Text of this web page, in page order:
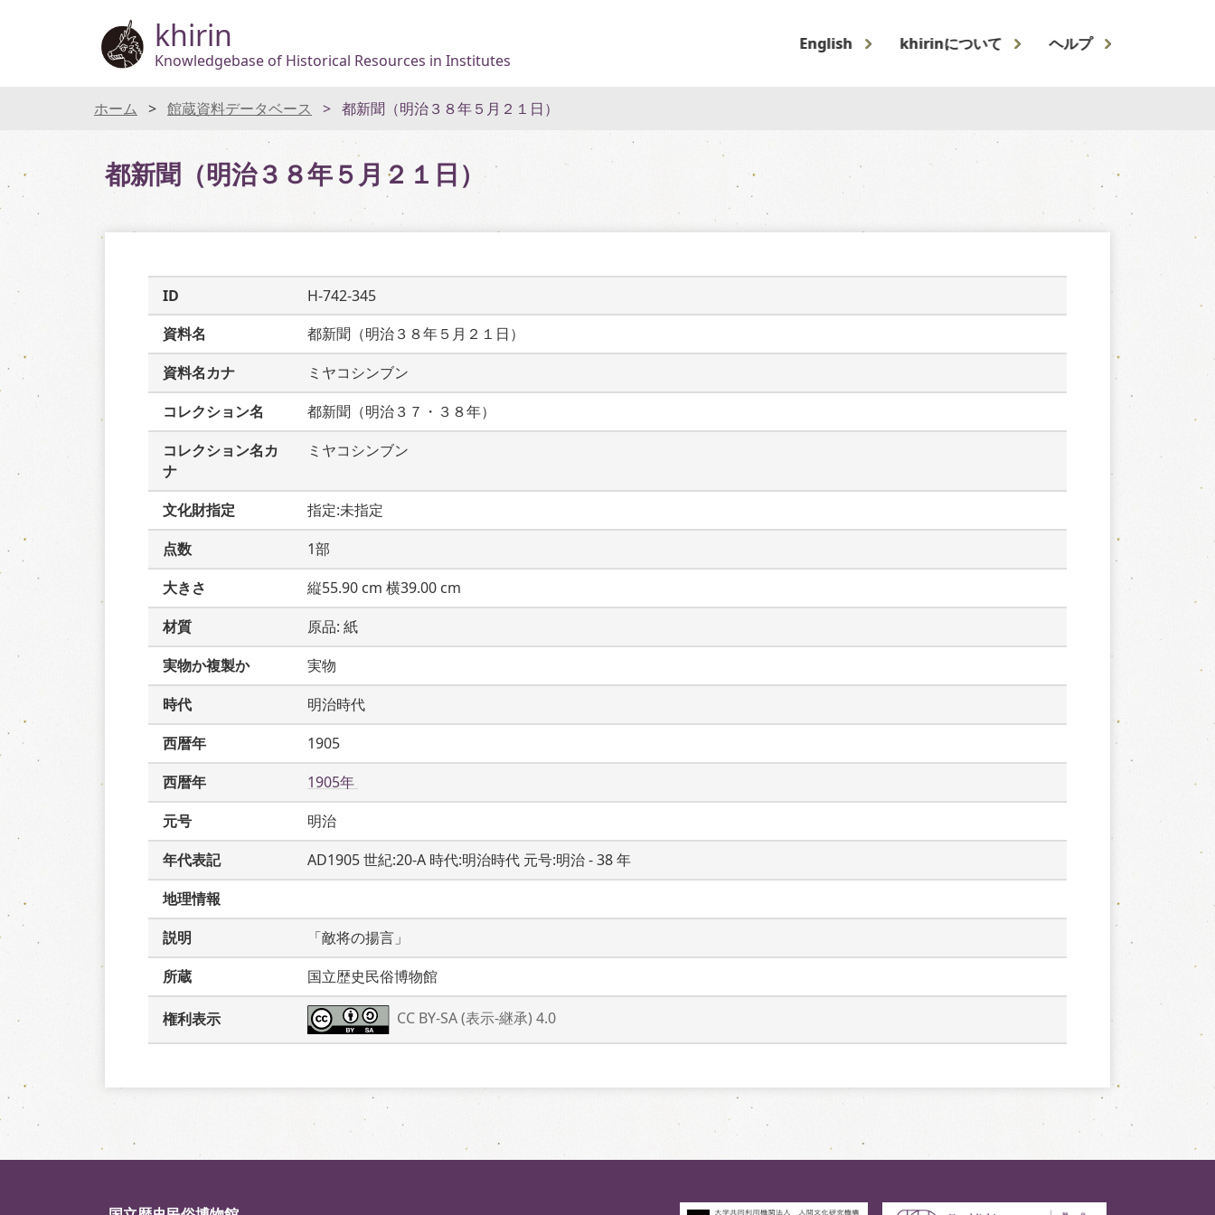
khirin
Knowledgebase of Historical Resources in Institutes
English khirinについて ヘルプ
ホーム 館蔵資料データベース 都新聞（明治３８年５月２１日）
都新聞（明治３８年５月２１日）
ID
H-742-345
資料名
都新聞（明治３８年５月２１日）
資料名カナ
ミヤコシンブン
コレクション名
都新聞（明治３７・３８年）
コレクション名カ
ナ
ミヤコシンブン
文化財指定
指定:未指定
点数
1部
大きさ
縦55.90 cm 横39.00 cm
材質
原品: 紙
実物か複製か
実物
時代
明治時代
西暦年
1905
西暦年
1905年
元号
明治
年代表記
AD1905 世紀:20-A 時代:明治時代 元号:明治 - 38 年
地理情報
説明
「敵将の揚言」
所蔵
国立歴史民俗博物館
権利表示 CC BY-SA (表示-継承) 4.0